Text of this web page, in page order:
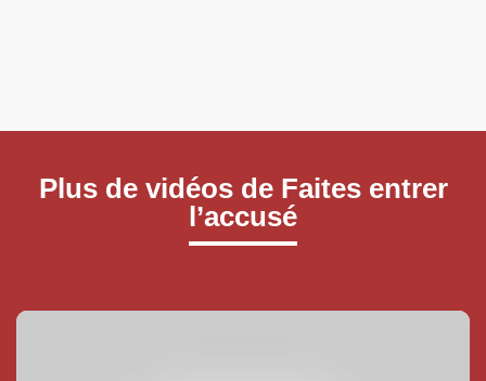
Plus de vidéos de Faites entrer
l’accusé